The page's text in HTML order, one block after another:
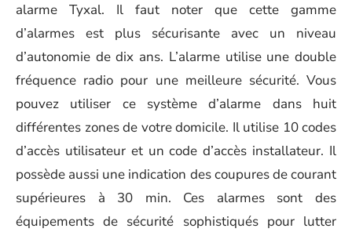
alarme Tyxal. Il faut noter que cette gamme
d’alarmes est plus sécurisante avec un niveau
d’autonomie de dix ans. L’alarme utilise une double
fréquence radio pour une meilleure sécurité. Vous
pouvez utiliser ce système d’alarme dans huit
différentes zones de votre domicile. Il utilise 10 codes
d’accès utilisateur et un code d’accès installateur. Il
possède aussi une indication des coupures de courant
supérieures à 30 min. Ces alarmes sont des
équipements de sécurité sophistiqués pour lutter